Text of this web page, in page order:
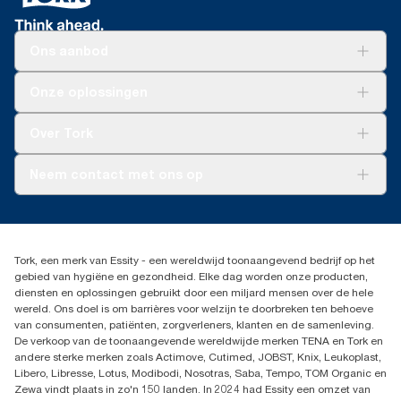
Dispenserklacht
02 766 05 30
Essity Belgium NV
Berkenlaan 8B
1831 MACHELEN
Tork, een merk van Essity - een wereldwijd toonaangevend bedrijf op het
gebied van hygiëne en gezondheid. Elke dag worden onze producten,
diensten en oplossingen gebruikt door een miljard mensen over de hele
wereld. Ons doel is om barrières voor welzijn te doorbreken ten behoeve
van consumenten, patiënten, zorgverleners, klanten en de samenleving.
De verkoop van de toonaangevende wereldwijde merken TENA en Tork en
andere sterke merken zoals Actimove, Cutimed, JOBST, Knix, Leukoplast,
Libero, Libresse, Lotus, Modibodi, Nosotras, Saba, Tempo, TOM Organic en
Zewa vindt plaats in zo'n 150 landen. In 2024 had Essity een omzet van